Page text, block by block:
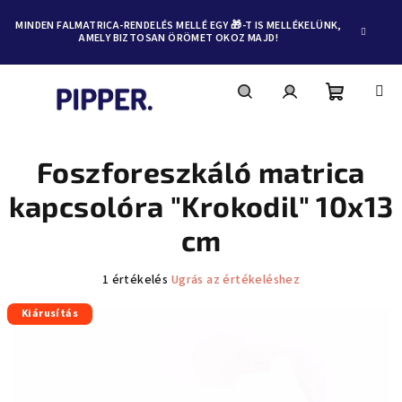
tartalomhoz
MINDEN FALMATRICA-RENDELÉS MELLÉ EGY 🎁-T IS MELLÉKELÜNK,
AMELY BIZTOSAN ÖRÖMET OKOZ MAJD!
Foszforeszkáló matrica
kapcsolóra "Krokodil" 10x13
cm
A
1 értékelés Ugrás az értékeléshez
Kiárusítás